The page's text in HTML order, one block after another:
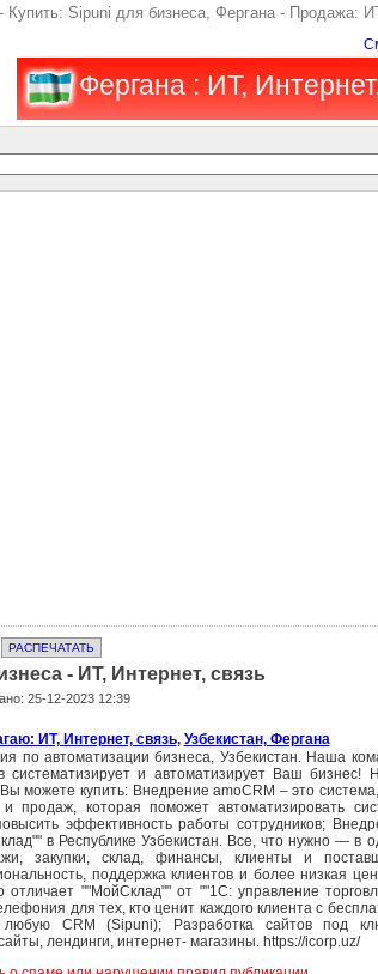
Sipuni для бизнеса, Фергана - Продажа:
Фергана : ИТ,
РАСПЕЧАТАТЬ
- ИТ, Интернет, связь
25-12-2023 12:39
ИТ, Интернет, связь, Узбекистан, Фергана
по автоматизации бизнеса, Узбекистан. Наша
систематизирует и автоматизирует Ваш бизнес!
Вы можете купить: Внедрение amoCRM – это
и продаж, которая поможет автоматизировать
эффективность работы сотрудников;
в Республике Узбекистан. Все, что нужно — в
закупки, склад, финансы, клиенты и
поддержка клиентов и более низкая
отличает ""МойСклад"" от ""1С: управление
для тех, кто ценит каждого клиента с
любую CRM (Sipuni); Разработка сайтов под
лендинги, интернет- магазины. https://icorp.uz/